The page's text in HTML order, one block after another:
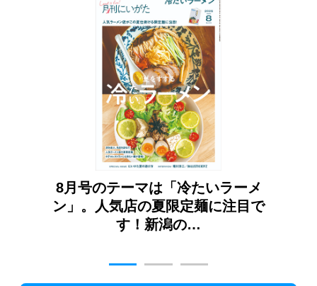
8月号のテーマは「冷たいラーメ
ン」。人気店の夏限定麺に注目で
す！新潟の…